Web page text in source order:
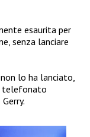
esaurita per
senza lanciare
lo ha lanciato,
telefonato